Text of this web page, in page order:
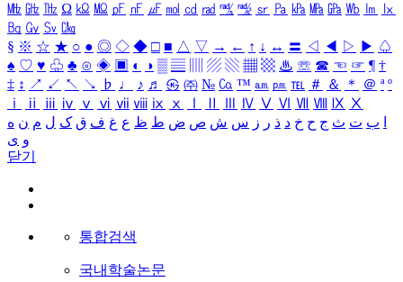
㎒ ㎓ ㎔ Ω ㏀ ㏁ ㎊ ㎋ ㎌ ㏖ ㏅ ㎭ ㎮ ㎯ ㏛ ㎩ ㎪ ㎫ ㎬ ㏝ ㏐
㏓
㏃ ㏉ ㏜ ㏆
§ ※ ☆ ★ ○ ● ◎ ◇ ◆ □ ■ △ ▽ → ← ↑ ↓ ↔ 〓 ◁ ◀ ▷ ▶ ♤
♠ ♡ ♥ ♧ ♣ ⊙ ◈ ▣ ◐ ◑ ▒ ▤ ▨ ▧ ▦ ▩ ♨ ☏ ☎ ☜ ☞ ¶ †
‡ ↕ ↗ ↙ ↖ ↘ ♭ ♩ ♪ ♬ ㉿ ㈜ № ㏇ ™ ㏂ ㏘ ℡ ＃ ＆ ＊ ＠ ª º
ⅰ
ⅱ ⅲ ⅳ ⅴ ⅵ ⅶ ⅷ ⅸ ⅹ Ⅳ Ⅴ Ⅵ Ⅶ Ⅷ Ⅸ Ⅹ
ب ت ث ج ح خ د ذ ر ز س ش ص ض ط ظ ع غ ف ق ک ل م ن ه
و ی
닫기
통합검색
국내학술논문